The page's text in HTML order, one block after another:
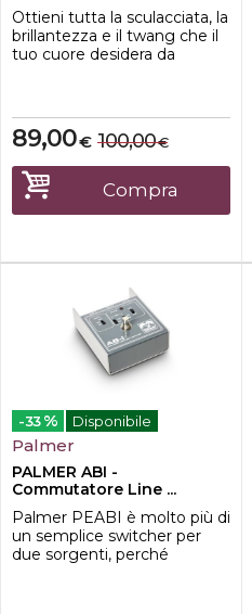
Ottieni tutta la sculacciata, la
brillantezza e il twang che il
tuo cuore desidera da
Basato su uno degli
amplificatori valvolari da 40
Watt più famosi al mondo
oggi, US CLASSIC DELUXE
è un'ottima scelta per i
musicisti soul, funk,...
€
89,00 €
100,00
Compra
-33 % Disponibile
Palmer
PALMER ABI -
Commutatore Line ...
Palmer PEABI è molto più di
un semplice switcher per
due sorgenti, perché